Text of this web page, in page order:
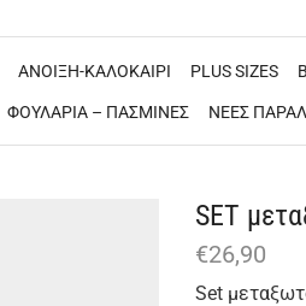
ΑΝΟΙΞΗ-ΚΑΛΟΚΑΙΡΙ PLUS SIZES
ΦΟΥΛΑΡΙΑ – ΠΑΣΜΙΝΕΣ ΝΕΕΣ
SET
€26,90
Set